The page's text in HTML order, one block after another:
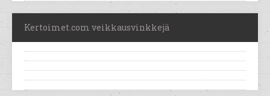
Kertoimet.com veikkausvinkkejä